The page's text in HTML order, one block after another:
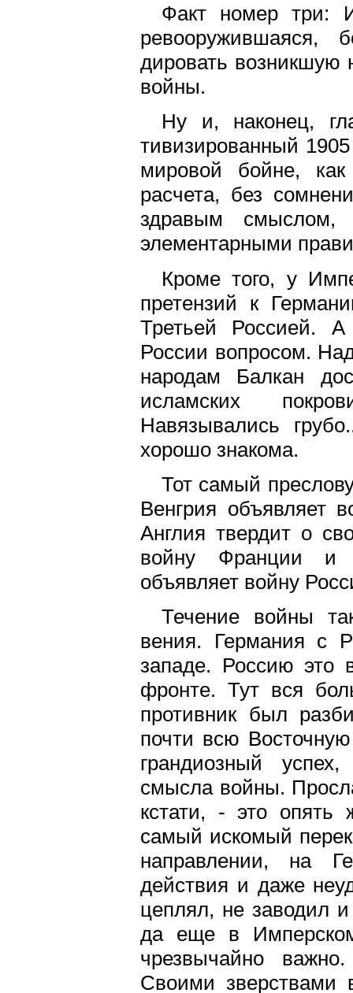
Факт номер три:
ревооружившаяся,
дировать возникшую
войны.
Ну и, наконец,
тивизированный
мировой бойне,
расчета, без
здравым
элементарными
Кроме того, у
претензий к
Третьей Россией.
России вопросом.
народам Балкан
исламских
Навязывались
хорошо знакома.
Тот самый
Венгрия объявляет
Англия твердит о
войну Франции и
объявляет войну
Течение войны
вения. Германия с
западе. Россию это
фронте. Тут вся
противник был
почти всю
грандиозный
смысла войны.
кстати, - это опять
самый искомый
направлении, на
действия и даже
цеплял, не заводил
да еще в
чрезвычайно
Своими зверствами